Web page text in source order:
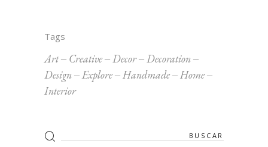
Tags
Art Creative Decor
Decoration
Design
Explore Handmade
Home
Interior